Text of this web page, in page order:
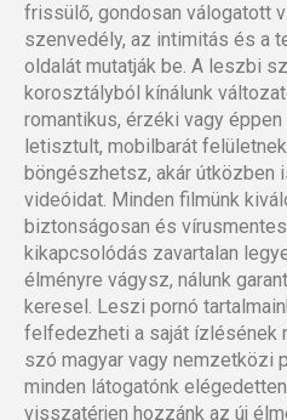
frissülő, gondosan válogatott
szenvedély, az intimitás és a
oldalát mutatják be. A leszbi
korosztályból kínálunk
romantikus, érzéki vagy
letisztult, mobilbarát
böngészhetsz, akár útközben
videóidat. Minden filmünk
biztonságosan és
kikapcsolódás zavartalan
élményre vágysz, nálunk
keresel. Leszi pornó
felfedezheti a saját ízlésének
szó magyar vagy nemzetközi
minden látogatónk
visszatérjen hozzánk az új